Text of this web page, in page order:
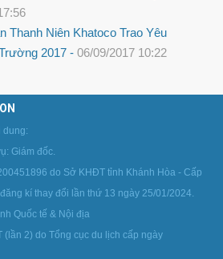
Thanh Niên Khatoco Trao Yêu
2017 - 06/09/2017 10:22
dung:
Giám đốc.
do Sở KHĐT tỉnh Khánh Hòa - Cấp
kí thay đổi lần thứ 13 ngày 25/01/2024.
Quốc tế & Nội địa
(lần 2) do Tổng cục du lịch cấp ngày